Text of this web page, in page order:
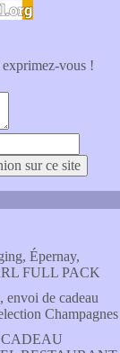
exprimez-vous !
Épernay,
FULL PACK
envoi de cadeau
Champagnes